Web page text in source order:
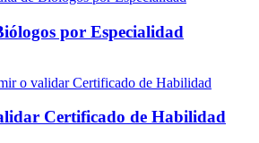
por Especialidad
Certificado de Habilidad